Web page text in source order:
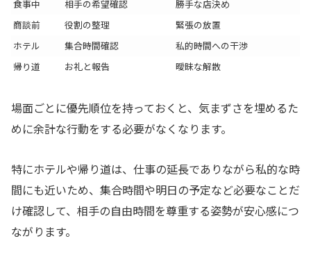
食事中
相手の希望確認
勝手な店決め
商談前
役割の整理
緊張の放置
ホテル
集合時間確認
私的時間への干渉
帰り道
お礼と報告 曖昧な解散
場面ごとに優先順位を持っておくと、気まずさを埋めるた
めに余計な行動をする必要がなくなります。
特にホテルや帰り道は、仕事の延長でありながら私的な時
間にも近いため、集合時間や明日の予定など必要なことだ
け確認して、相手の自由時間を尊重する姿勢が安心感につ
ながります。